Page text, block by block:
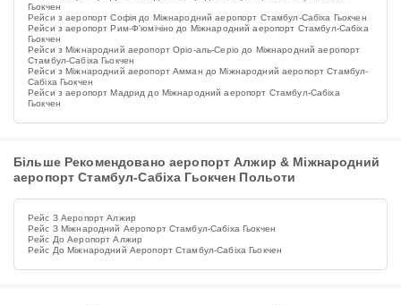
Гьокчен
Рейси з аеропорт Софія до Міжнародний аеропорт Стамбул-Сабіха Гьокчен
Рейси з аеропорт Рим-Ф'юмічіно до Міжнародний аеропорт Стамбул-Сабіха
Гьокчен
Рейси з Міжнародний аеропорт Оріо-аль-Серіо до Міжнародний аеропорт
Стамбул-Сабіха Гьокчен
Рейси з Міжнародний аеропорт Амман до Міжнародний аеропорт Стамбул-
Сабіха Гьокчен
Рейси з аеропорт Мадрид до Міжнародний аеропорт Стамбул-Сабіха
Гьокчен
Більше Рекомендовано аеропорт Алжир & Міжнародний
аеропорт Стамбул-Сабіха Гьокчен Польоти
Рейс З Аеропорт Алжир
Рейс З Міжнародний Аеропорт Стамбул-Сабіха Гьокчен
Рейс До Аеропорт Алжир
Рейс До Міжнародний Аеропорт Стамбул-Сабіха Гьокчен